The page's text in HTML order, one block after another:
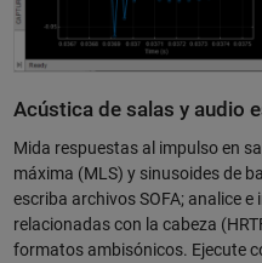
Acústica de salas y audio
Mida respuestas al impulso en
máxima (MLS) y sinusoides de
escriba archivos SOFA; analice
relacionadas con la cabeza
formatos ambisónicos. Ejecute